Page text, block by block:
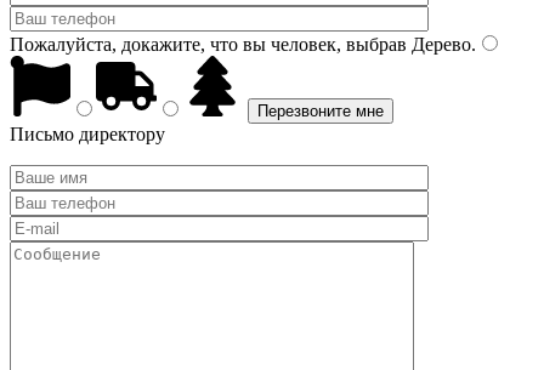
Пожалуйста, докажите, что вы человек, выбрав Дерево.
Письмо директору